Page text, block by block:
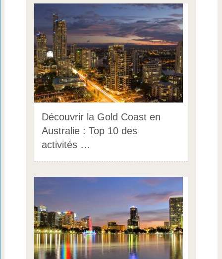
Découvrir la Gold Coast en
Australie : Top 10 des
activités …